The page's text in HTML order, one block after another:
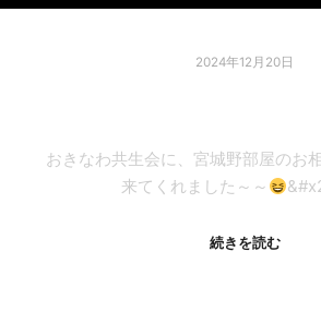
2024年12月20日
おきなわ共生会に、宮城野部屋のお
来てくれました～～
続きを読む